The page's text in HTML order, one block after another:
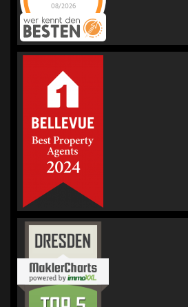
08/2026
KORREKT
IMMOBILIEN |
für Bewertung &
5Sternen |
236
KORREKT
IMMOBILIEN |
für Bewertung &
auf
werkenntdenBESTEN.de